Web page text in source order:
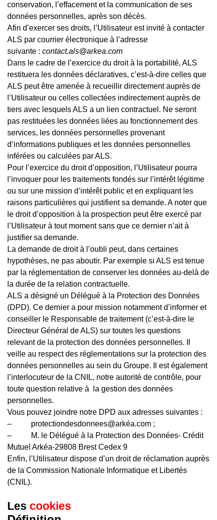
conservation, l’effacement et la communication de ses
données personnelles, après son décès.
Afin d’exercer ses droits, l’Utilisateur est invité à contacter
ALS par courrier électronique à l’adresse
suivante : contact.als@arkea.com
Dans le cadre de l’exercice du droit à la portabilité, ALS
restituera les données déclaratives, c’est-à-dire celles que
ALS peut être amenée à recueillir directement auprès de
l’Utilisateur ou celles collectées indirectement auprès de
tiers avec lesquels ALS a un lien contractuel. Ne seront
pas restituées les données liées au fonctionnement des
services, les données personnelles provenant
d’informations publiques et les données personnelles
inférées ou calculées par ALS.
Pour l’exercice du droit d’opposition, l’Utilisateur pourra
l’invoquer pour les traitements fondés sur l’intérêt légitime
ou sur une mission d’intérêt public et en expliquant les
raisons particulières qui justifient sa demande. A noter que
le droit d’opposition à la prospection peut être exercé par
l’Utilisateur à tout moment sans que ce dernier n’ait à
justifier sa demande.
La demande de droit à l’oubli peut, dans certaines
hypothèses, ne pas aboutir. Par exemple si ALS est tenue
par la réglementation de conserver les données au-delà de
la durée de la relation contractuelle.
ALS a désigné un Délégué à la Protection des Données
(DPD). Ce dernier a pour mission notamment d’informer et
conseiller le Responsable de traitement (c’est-à-dire le
Directeur Général de ALS) sur toutes les questions
relevant de la protection des données personnelles. Il
veille au respect des réglementations sur la protection des
données personnelles au sein du Groupe. Il est également
l’interlocuteur de la CNIL, notre autorité de contrôle, pour
toute question relative à la gestion des données
personnelles.
Vous pouvez joindre notre DPD aux adresses suivantes :
– protectiondesdonnees@arkéa.com ;
– M. le Délégué à la Protection des Données- Crédit
Mutuel Arkéa-29808 Brest Cedex 9
Enfin, l’Utilisateur dispose d’un droit de réclamation auprès
de la Commission Nationale Informatique et Libertés
(CNIL).
Les cookies